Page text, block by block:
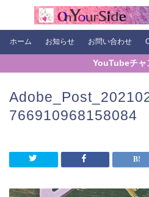
ホーム お知らせ お問い合わせ
YouTubeチャ
766910968158084